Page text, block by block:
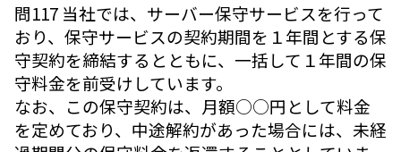
問117 当社では、サーバー保守サービスを行って
おり、保守サービスの契約期間を１年間とする保
守契約を締結するとともに、一括して１年間の保
守料金を前受けしています。
なお、この保守契約は、月額○○円として料金
を定めており、中途解約があった場合には、未経